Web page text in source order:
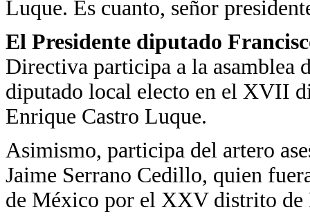
Luque. Es cuanto, señor
El Presidente diputado
Directiva participa a la asamblea
diputado local electo en el XVII
Enrique Castro Luque.
Asimismo, participa del artero
Jaime Serrano Cedillo, quien
de México por el XXV distrito de